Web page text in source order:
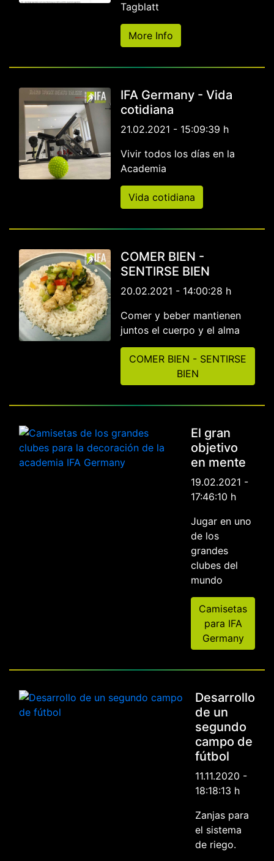
Tagblatt
More Info
IFA Germany - Vida
cotidiana
21.02.2021 - 15:09:39 h
Vivir todos los días en la
Academia
Vida cotidiana
COMER BIEN -
SENTIRSE BIEN
20.02.2021 - 14:00:28 h
Comer y beber mantienen
juntos el cuerpo y el alma
COMER BIEN - SENTIRSE
BIEN
El gran
objetivo
en mente
19.02.2021 -
17:46:10 h
Jugar en uno
de los
grandes
clubes del
mundo
Camisetas
para IFA
Germany
Desarrollo
de un
segundo
campo de
fútbol
11.11.2020 -
18:18:13 h
Zanjas para
el sistema
de riego.